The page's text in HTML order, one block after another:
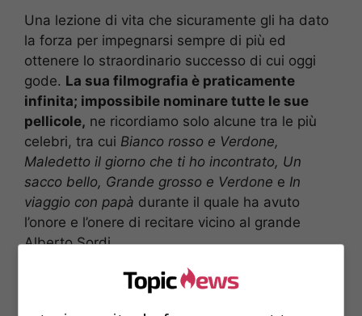
Una lezione di vita che sicuramente gli ha dato
la forza per impegnarsi sempre di più ed
ottenere lo straordinario successo di cui oggi
gode. La sua filmografia è praticamente
infinita; impossibile nominare tutte le sue
pellicole, ne ricordiamo solo alcune tra le più
celebri, tra cui Bianco rosso e Verdone,
Maledetto il giorno che ti ho incontrato, Un
sacco bello, Grande grosso e Verdone e In
viaggio con papà durante il quale ha avuto
l’onore e l’onere di recitare vicino al grande
Alberto Sordi.
Sua sorella Silvia alla quale è legatissimo é la